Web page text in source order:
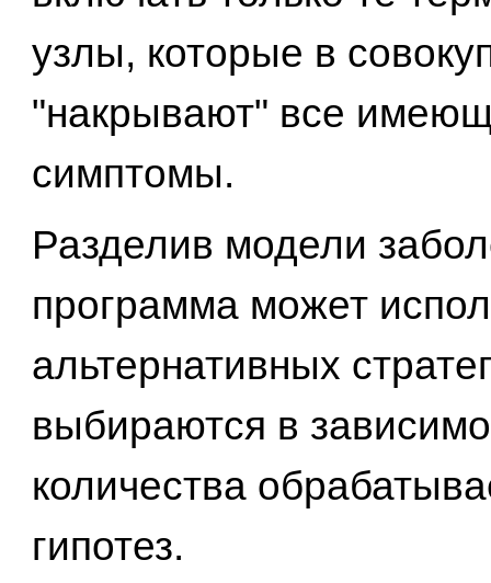
узлы, которые в
"накрывают" все
симптомы.
Разделив модели
программа может
альтернативных
выбираются в
количества
гипотез.